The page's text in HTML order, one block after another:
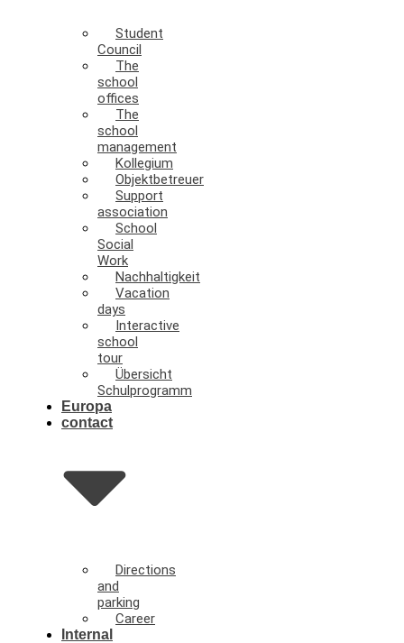
Student
Council
The
school
offices
The
school
management
Kollegium
Objektbetreuer
Support
association
School
Social
Work
Nachhaltigkeit
Vacation
days
Interactive
school
tour
Übersicht
Schulprogramm
Europa
contact
Directions
and
parking
Career
Internal